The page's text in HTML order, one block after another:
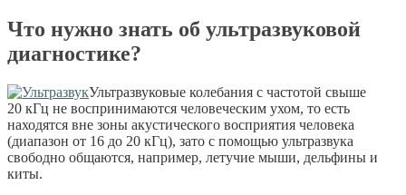
Что нужно знать об ультразвуковой
диагностике?
Ультразвуковые колебания с частотой свыше
20 кГц не воспринимаются человеческим ухом, то есть
находятся вне зоны акустического восприятия человека
(диапазон от 16 до 20 кГц), зато с помощью ультразвука
свободно общаются, например, летучие мыши, дельфины и
киты.